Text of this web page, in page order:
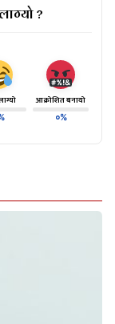
?
आक्रोशित बनायो
०%